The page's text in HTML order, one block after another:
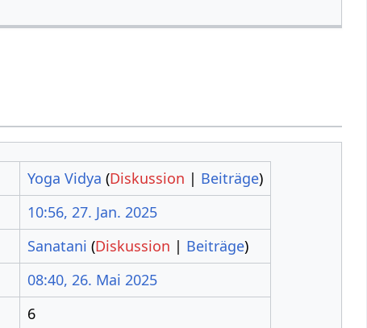
Yoga Vidya (Diskussion | Beiträge)
10:56, 27. Jan. 2025
Sanatani (Diskussion | Beiträge)
08:40, 26. Mai 2025
6